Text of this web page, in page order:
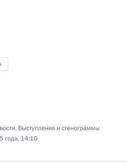
, Выступления и стенограммы
года, 14:10